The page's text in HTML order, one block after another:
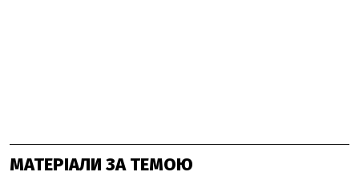
МАТЕРІАЛИ ЗА ТЕМОЮ